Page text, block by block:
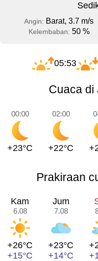
Angin: Barat, 3.7 m/s
Kelembaban: 50 %
05:53
Cuaca di
00:00
+23°C
02:00
+22°C
Prakiraan
Kam
6.08
+26°C
+15°C
Jum
7.08
+23°C
+14°C